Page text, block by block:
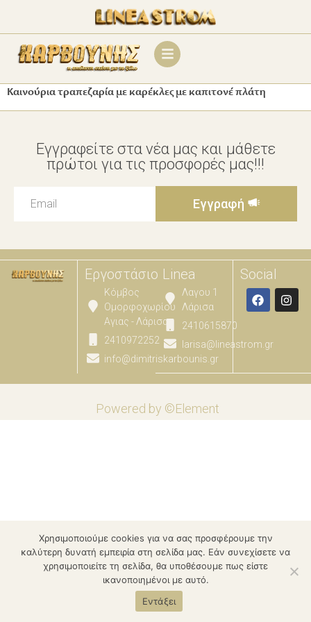
Καινούρια τραπεζαρία με καρέκλες με καπιτονέ πλάτη
Εγγραφείτε στα νέα μας και μάθετε
πρώτοι για τις προσφορές μας!!!
Εγγραφή
Εργοστάσιο
Κόμβος
Ομορφοχωρίου
Αγιας - Λάρισας
2410972252
info@dimitriskarbounis.gr
Linea
Λαγου 1
Λάρισα
2410615870
larisa@lineastrom.gr
Social
Powered by ©Element
Χρησιμοποιούμε cookies για να σας προσφέρουμε την
καλύτερη δυνατή εμπειρία στη σελίδα μας. Εάν συνεχίσετε να
χρησιμοποιείτε τη σελίδα, θα υποθέσουμε πως είστε
ικανοποιημένοι με αυτό.
Εντάξει